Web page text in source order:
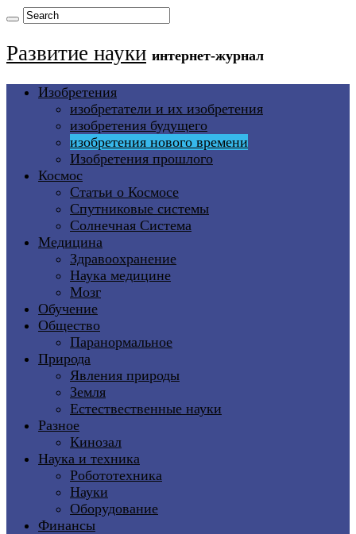
Развитие науки интернет-журнал
Изобретения
изобретатели и их изобретения
изобретения будущего
изобретения нового времени
Изобретения прошлого
Космос
Статьи о Космосе
Спутниковые системы
Солнечная Система
Медицина
Здравоохранение
Наука медицине
Мозг
Обучение
Общество
Паранормальное
Природа
Явления природы
Земля
Естествественные науки
Разное
Кинозал
Наука и техника
Робототехника
Науки
Оборудование
Финансы